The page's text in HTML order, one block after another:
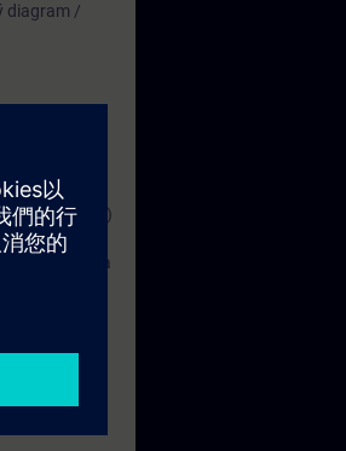
diagram /
pohony
Chart (MCC)
vysvětleny a